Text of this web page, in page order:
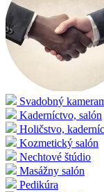
Svadobný
Kaderníctvo, salón
Holičstvo,
Kozmetický salón
Nechtové štúdio
Masážny salón
Pedikúra